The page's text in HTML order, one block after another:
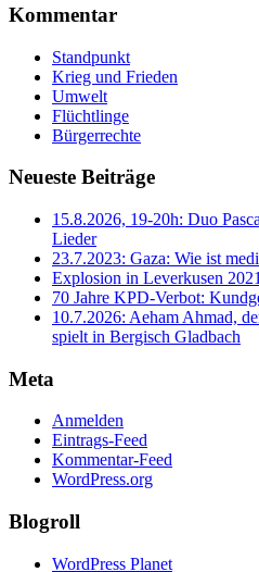
Kommentar
Standpunkt
Krieg und Frieden
Umwelt
Flüchtlinge
Bürgerrechte
Neueste Beiträge
15.8.2026, 19-20h: Duo
Lieder
23.7.2023: Gaza: Wie ist
Explosion in Leverkusen
70 Jahre KPD‑Verbot:
10.7.2026: Aeham Ahmad,
spielt in Bergisch Gladbach
Meta
Anmelden
Eintrags-Feed
Kommentar-Feed
WordPress.org
Blogroll
WordPress Planet